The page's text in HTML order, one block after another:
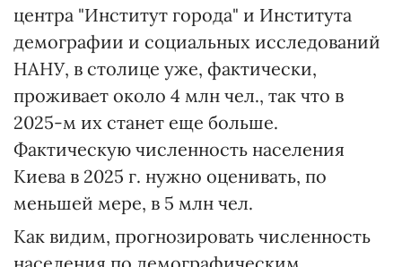
центра "Институт города" и Института
демографии и социальных исследований
НАНУ, в столице уже, фактически,
проживает около 4 млн чел., так что в
2025-м их станет еще больше.
Фактическую численность населения
Киева в 2025 г. нужно оценивать, по
меньшей мере, в 5 млн чел.
Как видим, прогнозировать численность